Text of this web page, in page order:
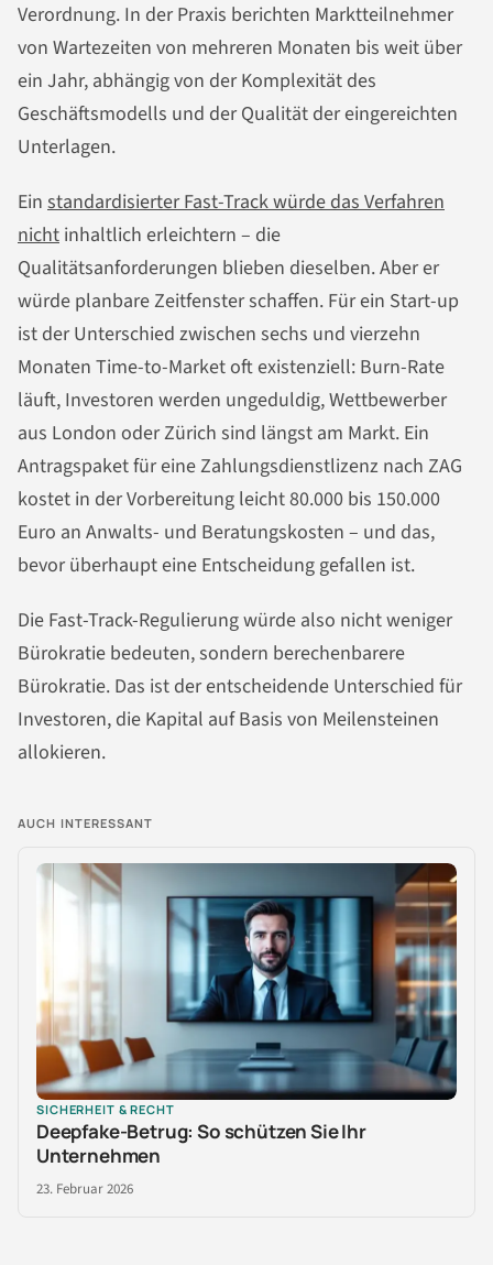
Verordnung. In der Praxis berichten Marktteilnehmer
von Wartezeiten von mehreren Monaten bis weit über
ein Jahr, abhängig von der Komplexität des
Geschäftsmodells und der Qualität der eingereichten
Unterlagen.
Ein standardisierter Fast-Track würde das Verfahren
nicht inhaltlich erleichtern – die
Qualitätsanforderungen blieben dieselben. Aber er
würde planbare Zeitfenster schaffen. Für ein Start-up
ist der Unterschied zwischen sechs und vierzehn
Monaten Time-to-Market oft existenziell: Burn-Rate
läuft, Investoren werden ungeduldig, Wettbewerber
aus London oder Zürich sind längst am Markt. Ein
Antragspaket für eine Zahlungsdienstlizenz nach ZAG
kostet in der Vorbereitung leicht 80.000 bis 150.000
Euro an Anwalts- und Beratungskosten – und das,
bevor überhaupt eine Entscheidung gefallen ist.
Die Fast-Track-Regulierung würde also nicht weniger
Bürokratie bedeuten, sondern berechenbarere
Bürokratie. Das ist der entscheidende Unterschied für
Investoren, die Kapital auf Basis von Meilensteinen
allokieren.
AUCH INTERESSANT
SICHERHEIT & RECHT
Deepfake-Betrug: So schützen Sie Ihr
Unternehmen
23. Februar 2026